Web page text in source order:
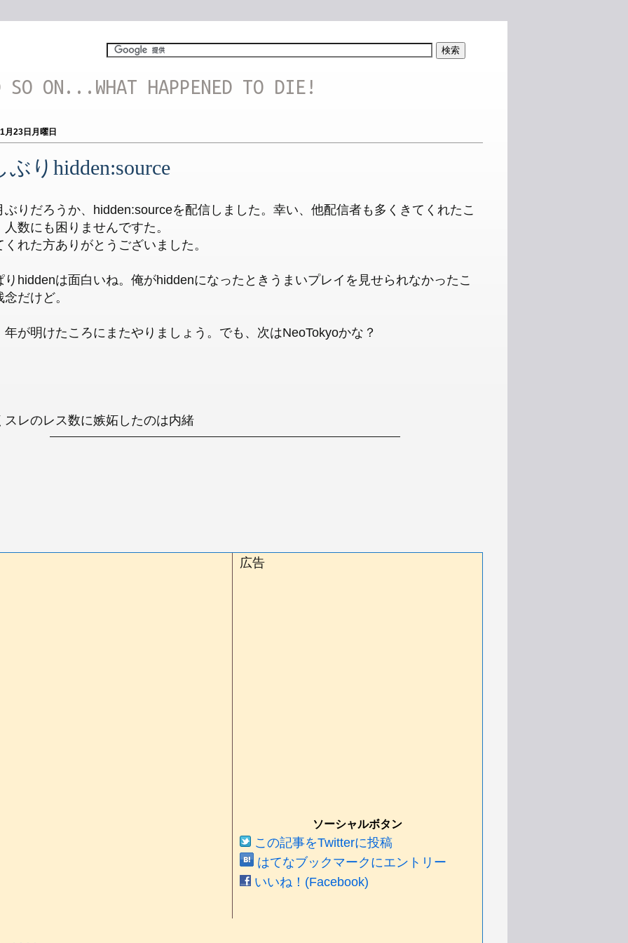
SO ON...WHAT HAPPENED TO DIE!
月23日月曜日
ぶりhidden:source
ぶりだろうか、hidden:sourceを配信しました。幸い、他配信者も多くきてくれたこ
人数にも困りませんですた。
くれた方ありがとうございました。
りhiddenは面白いね。俺がhiddenになったときうまいプレイを見せられなかったこ
だけど。
年が明けたころにまたやりましょう。でも、次はNeoTokyoかな？
スレのレス数に嫉妬したのは内緒
広告
ソーシャルボタン
この記事をTwitterに投稿
はてなブックマークにエントリー
いいね！(Facebook)